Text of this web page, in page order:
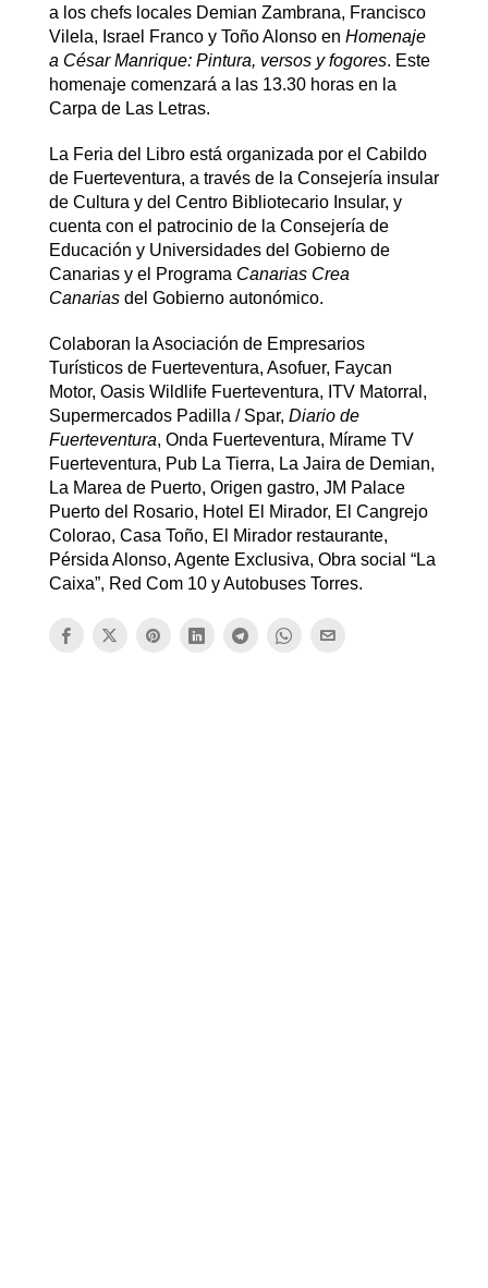
a los chefs locales Demian Zambrana, Francisco
Vilela, Israel Franco y Toño Alonso en Homenaje
a César Manrique: Pintura, versos y fogores. Este
homenaje comenzará a las 13.30 horas en la
Carpa de Las Letras.
La Feria del Libro está organizada por el Cabildo
de Fuerteventura, a través de la Consejería insular
de Cultura y del Centro Bibliotecario Insular, y
cuenta con el patrocinio de la Consejería de
Educación y Universidades del Gobierno de
Canarias y el Programa Canarias Crea
Canariasdel Gobierno autonómico.
Colaboran la Asociación de Empresarios
Turísticos de Fuerteventura, Asofuer, Faycan
Motor, Oasis Wildlife Fuerteventura, ITV Matorral,
Supermercados Padilla / Spar, Diario de
Fuerteventura, Onda Fuerteventura, Mírame TV
Fuerteventura, Pub La Tierra, La Jaira de Demian,
La Marea de Puerto, Origen gastro, JM Palace
Puerto del Rosario, Hotel El Mirador, El Cangrejo
Colorao, Casa Toño, El Mirador restaurante,
Pérsida Alonso, Agente Exclusiva, Obra social “La
Caixa”, Red Com 10 y Autobuses Torres.